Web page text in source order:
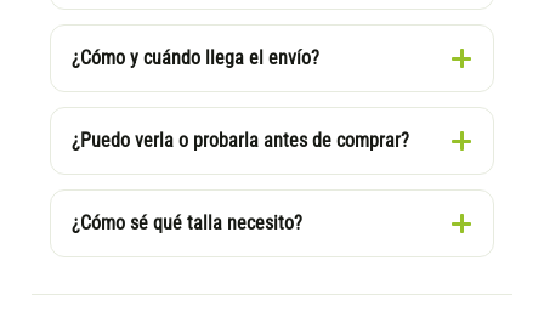
¿Cómo y cuándo llega el envío?
¿Puedo verla o probarla antes de comprar?
¿Cómo sé qué talla necesito?